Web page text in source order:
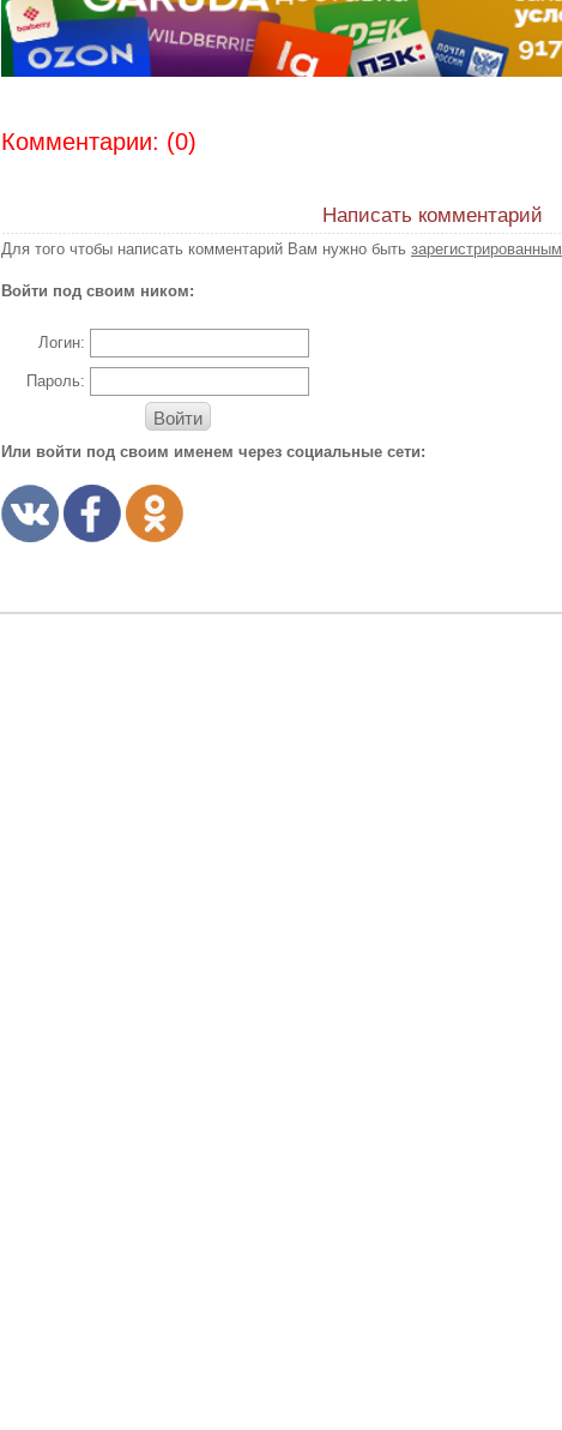
Комментарии: (0)
Написать комментарий
Для того чтобы написать комментарий Вам нужно быть зарегистрированным
Войти под своим ником:
Логин:
Пароль:
Войти
Или войти под своим именем через социальные сети: